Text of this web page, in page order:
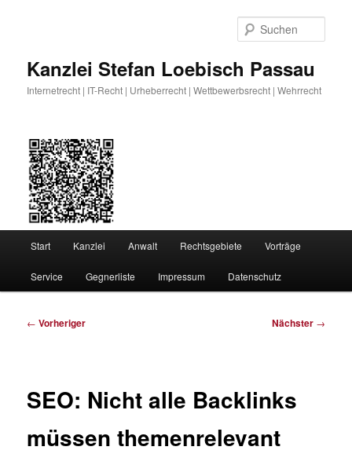
Kanzlei Stefan Loebisch Passau
Internetrecht | IT-Recht | Urheberrecht | Wettbewerbsrecht | Wehrrecht
Start Kanzlei Anwalt Rechtsgebiete Vorträge
Service Gegnerliste Impressum Datenschutz
Beitragsnavigation
← Vorheriger Nächster →
SEO: Nicht alle Backlinks
müssen themenrelevant